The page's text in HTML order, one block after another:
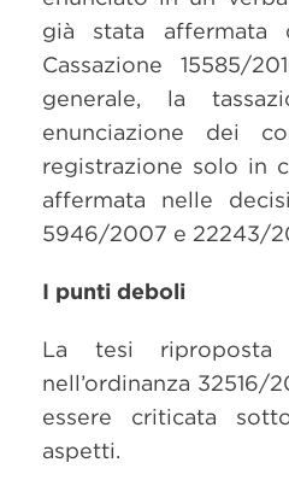
già stata affermata
Cassazione 15585/
generale, la
enunciazione dei
registrazione solo in
affermata nelle
5946/2007 e 22243/
I punti deboli
La tesi riproposta
nell’ordinanza 32516/
essere criticata
aspetti.